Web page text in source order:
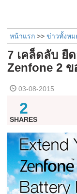
หน้าแรก >> ข่าวทั้งหม
7 เคล็ดลับ ยื
Zenfone 2
03-08-2015
2
SHARES